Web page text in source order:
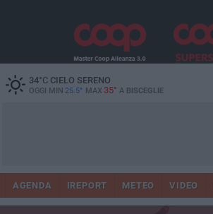
34°CCIELO SERENO
OGGI MIN 25.5° MAX 35° A BISCEGLIE
AGENDA IREPORT METEO VIDEO